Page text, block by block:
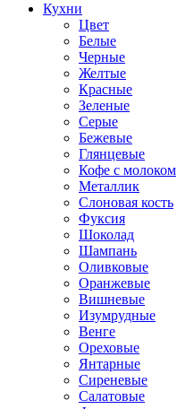
Кухни
Цвет
Белые
Черные
Желтые
Красные
Зеленые
Серые
Бежевые
Глянцевые
Кофе с молоком
Металлик
Слоновая кость
Фуксия
Шоколад
Шампань
Оливковые
Оранжевые
Вишневые
Изумрудные
Венге
Ореховые
Янтарные
Сиреневые
Салатовые